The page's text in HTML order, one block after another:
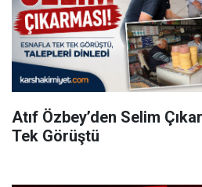
Atıf Özbey’den Selim
Tek Görüştü